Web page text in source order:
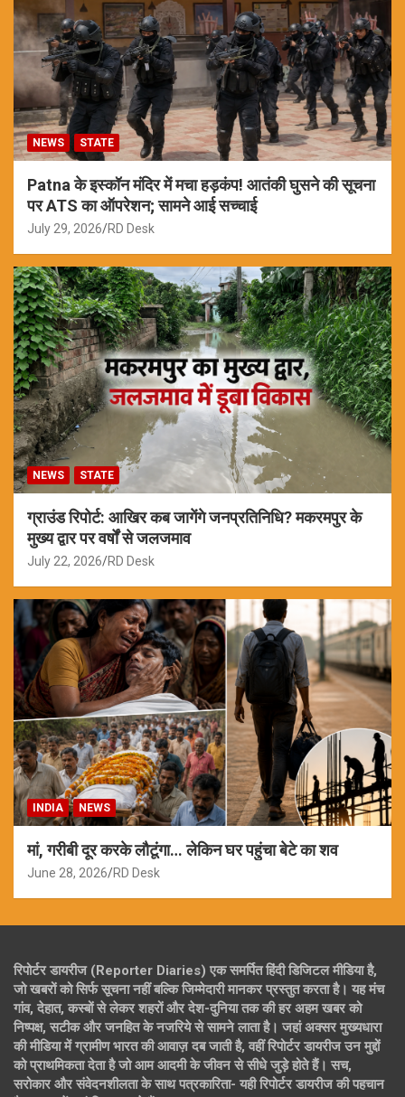
NEWS STATE
Patna के इस्कॉन मंदिर में मचा हड़कंप! आतंकी घुसने की सूचना
पर ATS का ऑपरेशन; सामने आई सच्चाई
July 29, 2026 RD Desk
NEWS STATE
ग्राउंड रिपोर्ट: आखिर कब जागेंगे जनप्रतिनिधि? मकरमपुर के
मुख्य द्वार पर वर्षों से जलजमाव
July 22, 2026 RD Desk
INDIA NEWS
मां, गरीबी दूर करके लौटूंगा… लेकिन घर पहुंचा बेटे का शव
June 28, 2026 RD Desk
रिपोर्टर डायरीज (Reporter Diaries) एक समर्पित हिंदी डिजिटल मीडिया है,
जो खबरों को सिर्फ सूचना नहीं बल्कि जिम्मेदारी मानकर प्रस्तुत करता है। यह मंच
गांव, देहात, कस्बों से लेकर शहरों और देश-दुनिया तक की हर अहम खबर को
निष्पक्ष, सटीक और जनहित के नजरिये से सामने लाता है। जहां अक्सर मुख्यधारा
की मीडिया में ग्रामीण भारत की आवाज़ दब जाती है, वहीं रिपोर्टर डायरीज उन मुद्दों
को प्राथमिकता देता है जो आम आदमी के जीवन से सीधे जुड़े होते हैं। सच,
सरोकार और संवेदनशीलता के साथ पत्रकारिता- यही रिपोर्टर डायरीज की पहचान